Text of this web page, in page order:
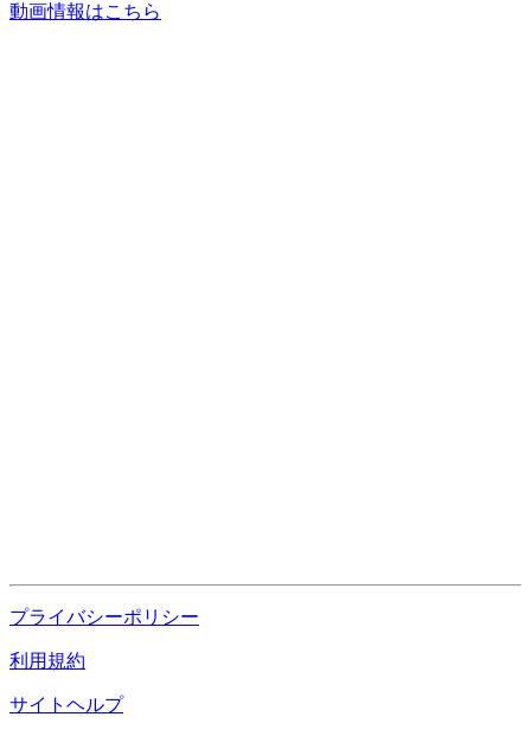
動画情報はこちら
プライバシーポリシー
利用規約
サイトヘルプ